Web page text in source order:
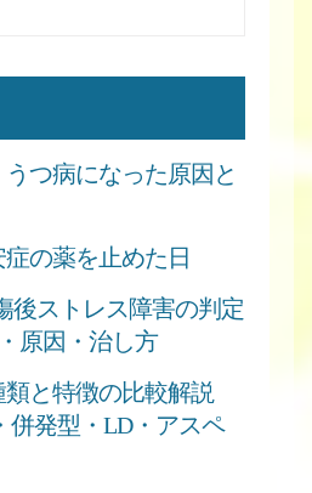
つ病になった原因と
の薬を止めた日
後ストレス障害の判定
原因・治し方
と特徴の比較解説
併発型・LD・アスペ